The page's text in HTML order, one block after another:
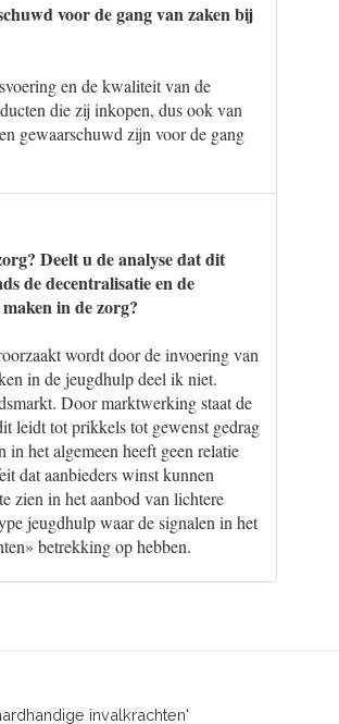
voor de gang van zaken bij
en de kwaliteit van de
die zij inkopen, dus ook van
gewaarschuwd zijn voor de gang
Deelt u de analyse dat dit
de decentralisatie en de
in de zorg?
wordt door de invoering van
in de jeugdhulp deel ik niet.
Door marktwerking staat de
leidt tot prikkels tot gewenst gedrag
het algemeen heeft geen relatie
dat aanbieders winst kunnen
zien in het aanbod van lichtere
jeugdhulp waar de signalen in het
betrekking op hebben.
invalkrachten'